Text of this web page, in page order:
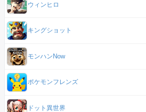
ウィンヒロ
キングショット
モンハンNow
ポケモンフレンズ
ドット異世界